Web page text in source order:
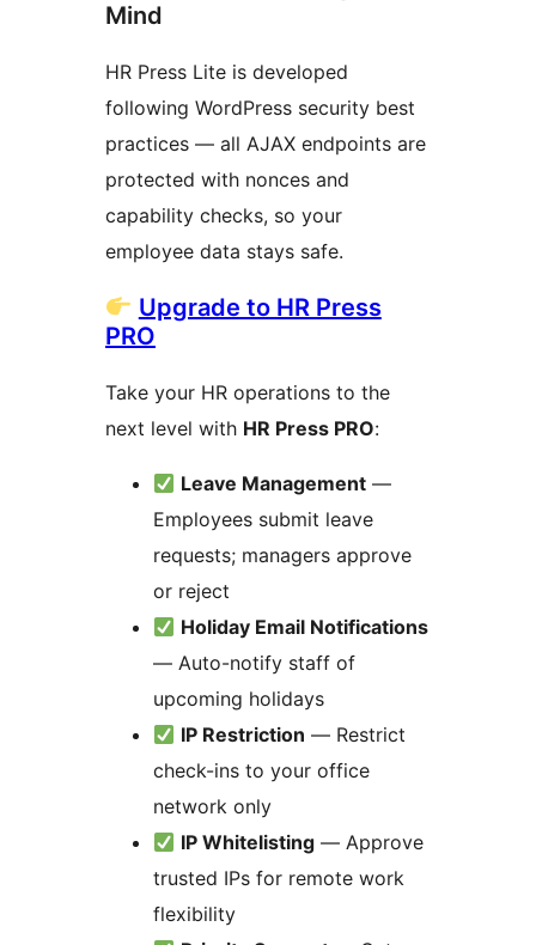
Mind
HR Press Lite is developed
following WordPress security best
practices — all AJAX endpoints are
protected with nonces and
capability checks, so your
employee data stays safe.
Upgrade to HR Press
PRO
Take your HR operations to the
next level with HR Press PRO:
Leave Management —
Employees submit leave
requests; managers approve
or reject
Holiday Email Notifications
— Auto-notify staff of
upcoming holidays
IP Restriction — Restrict
check-ins to your office
network only
IP Whitelisting — Approve
trusted IPs for remote work
flexibility